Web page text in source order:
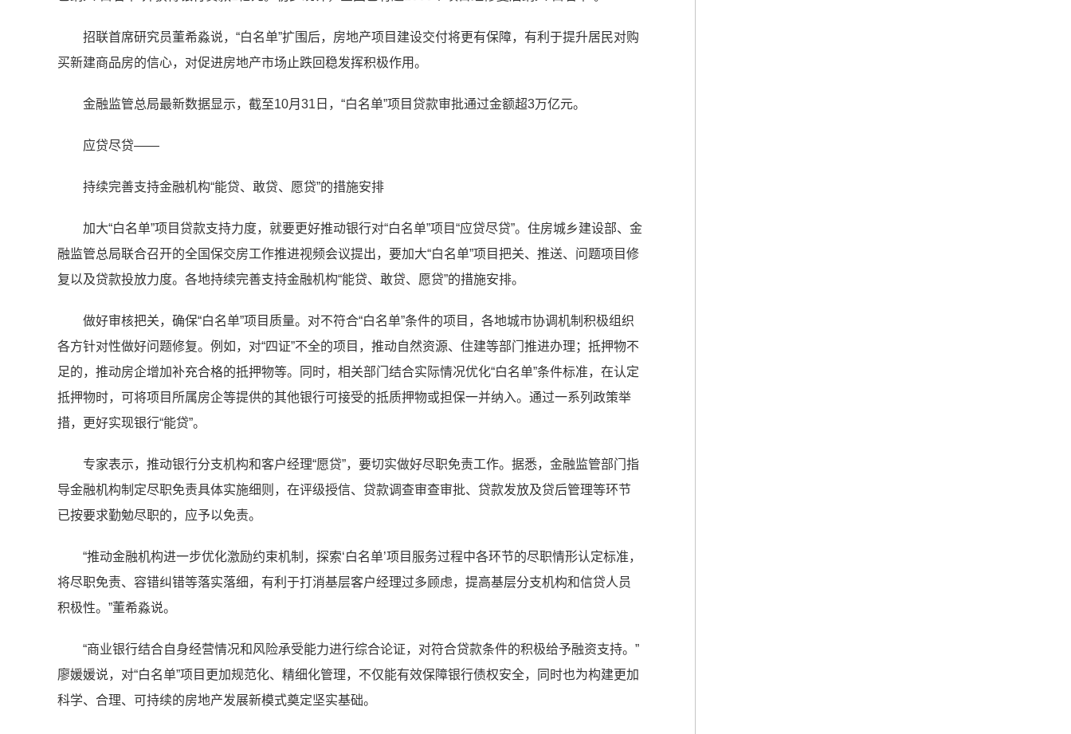
招联首席研究员董希淼说，“白名单”扩围后，房地产项目建设交付将更有保障，有利于提升居民对购
买新建商品房的信心，对促进房地产市场止跌回稳发挥积极作用。
金融监管总局最新数据显示，截至10月31日，“白名单”项目贷款审批通过金额超3万亿元。
应贷尽贷——
持续完善支持金融机构“能贷、敢贷、愿贷”的措施安排
加大“白名单”项目贷款支持力度，就要更好推动银行对“白名单”项目“应贷尽贷”。住房城乡建设部、金
融监管总局联合召开的全国保交房工作推进视频会议提出，要加大“白名单”项目把关、推送、问题项目修
复以及贷款投放力度。各地持续完善支持金融机构“能贷、敢贷、愿贷”的措施安排。
做好审核把关，确保“白名单”项目质量。对不符合“白名单”条件的项目，各地城市协调机制积极组织
各方针对性做好问题修复。例如，对“四证”不全的项目，推动自然资源、住建等部门推进办理；抵押物不
足的，推动房企增加补充合格的抵押物等。同时，相关部门结合实际情况优化“白名单”条件标准，在认定
抵押物时，可将项目所属房企等提供的其他银行可接受的抵质押物或担保一并纳入。通过一系列政策举
措，更好实现银行“能贷”。
专家表示，推动银行分支机构和客户经理“愿贷”，要切实做好尽职免责工作。据悉，金融监管部门指
导金融机构制定尽职免责具体实施细则，在评级授信、贷款调查审查审批、贷款发放及贷后管理等环节
已按要求勤勉尽职的，应予以免责。
“推动金融机构进一步优化激励约束机制，探索‘白名单’项目服务过程中各环节的尽职情形认定标准，
将尽职免责、容错纠错等落实落细，有利于打消基层客户经理过多顾虑，提高基层分支机构和信贷人员
积极性。”董希淼说。
“商业银行结合自身经营情况和风险承受能力进行综合论证，对符合贷款条件的积极给予融资支持。”
廖媛媛说，对“白名单”项目更加规范化、精细化管理，不仅能有效保障银行债权安全，同时也为构建更加
科学、合理、可持续的房地产发展新模式奠定坚实基础。